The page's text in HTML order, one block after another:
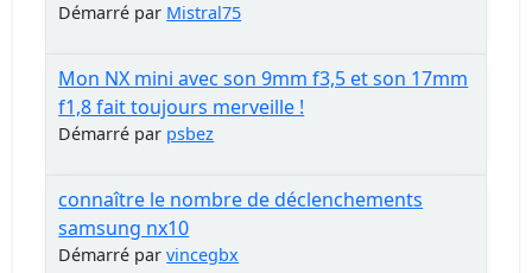
Démarré par Mistral75
Mon NX mini avec son 9mm f3,5 et son 17mm
f1,8 fait toujours merveille !
Démarré par psbez
connaître le nombre de déclenchements
samsung nx10
Démarré parvincegbx